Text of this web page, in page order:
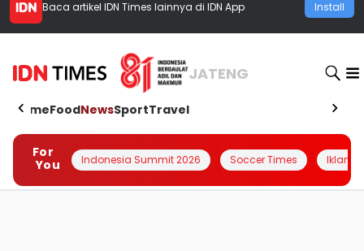
Baca artikel IDN Times lainnya di IDN App Install
JATENG
HomeFoodNewsSportTravel
For
You
Indonesia Summit 2026 Soccer Times Iklanin